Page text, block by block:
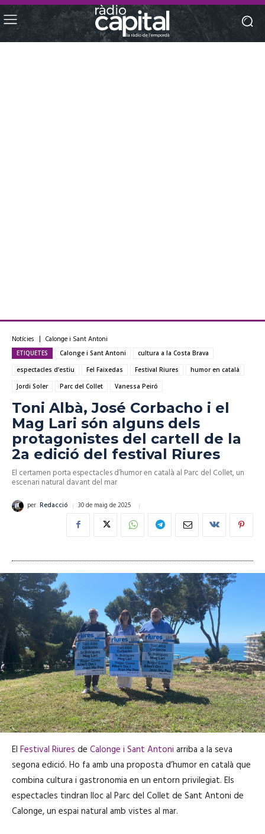
Notícies Calonge i Sant Antoni
ETIQUETES Calonge i Sant Antoni
cultura a la Costa Brava
espectacles d’estiu
Fel Faixedas Festival Riures
humor en català
Jordi Soler
Parc del Collet Vanessa Peiró
Toni Albà, José Corbacho i el
Mag Lari són alguns dels
protagonistes del cartell de la
2a edició del festival Riures
El certamen porta espectacles d’humor en català al Parc del Collet, un
escenari natural davant del mar
per Redacció 30 de maig de 2025
El Festival Riures de Calonge i Sant Antoni arriba a la seva
segona edició. Ho fa amb una proposta d’humor en català que
combina cultura i gastronomia en un entorn privilegiat. Els
espectacles tindran lloc al Parc del Collet de Sant Antoni de
Calonge, un espai natural amb vistes al mar.